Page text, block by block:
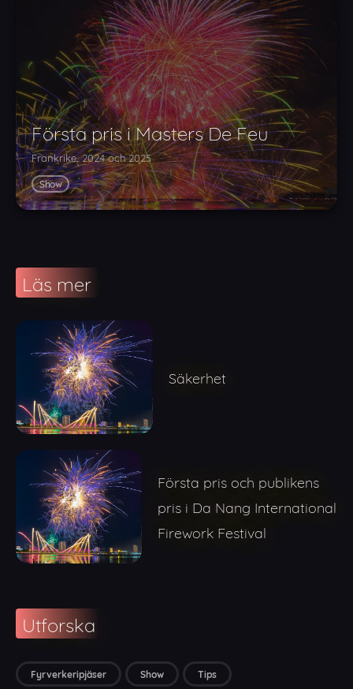
Första pris i Masters De Feu
Frankrike, 2024 och 2025
Show
Läs mer
Säkerhet
Första pris och publikens
pris i Da Nang International
Firework Festival
Utforska
Fyrverkeripjäser Show Tips